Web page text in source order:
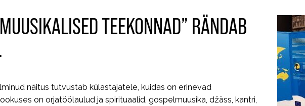
TEEKONNAD” RÄNDAB
näitus tutvustab külastajatele, kuidas on erinevad
on orjatöölaulud ja spirituaalid, gospelmuusika, džäss, kantri,